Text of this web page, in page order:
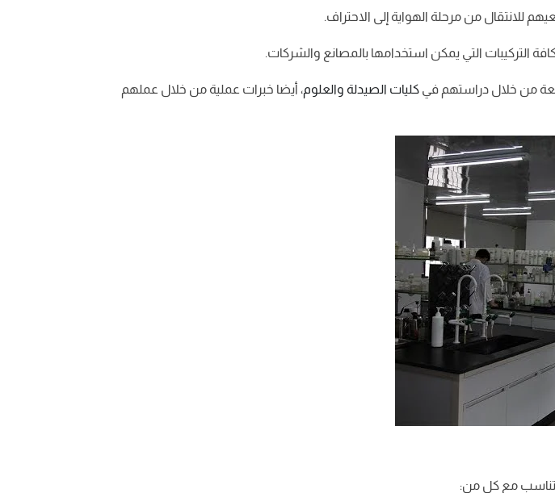
من مرحلة الهواية إلى الاحتراف.
التركيبات التي يمكن استخدامها بالمصانع والشركات.
من خلال دراستهم في كليات الصيدلة والعلوم، أيضا خبرات عملية من خلال عملهم
تتناسب مع كل من: